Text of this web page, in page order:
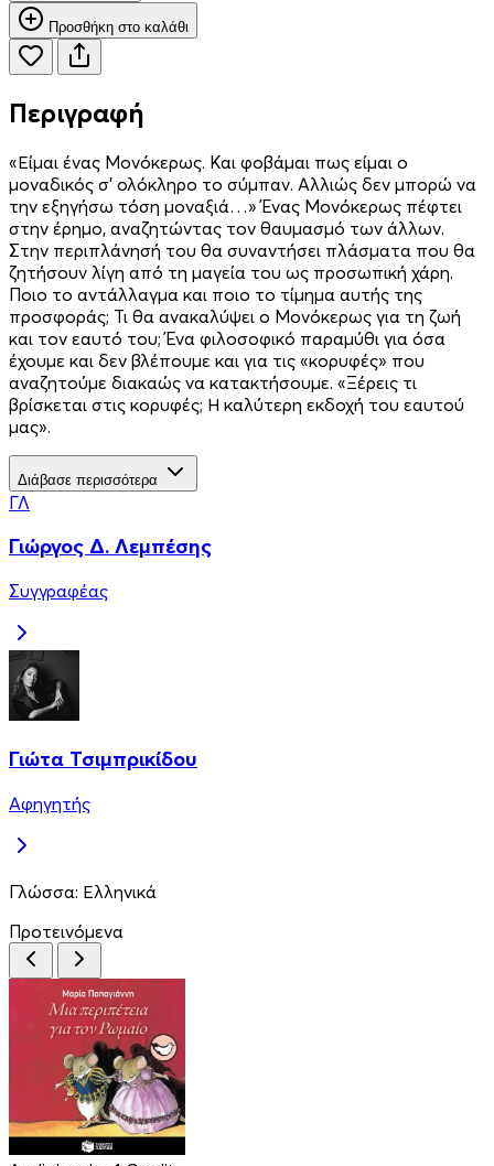
Προσθήκη στο καλάθι
Περιγραφή
«Είμαι ένας Μονόκερως. Και φοβάμαι πως είμαι ο
μοναδικός σ’ ολόκληρο το σύμπαν. Αλλιώς δεν μπορώ να
την εξηγήσω τόση μοναξιά…» Ένας Μονόκερως πέφτει
στην έρημο, αναζητώντας τον θαυμασμό των άλλων.
Στην περιπλάνησή του θα συναντήσει πλάσματα που θα
ζητήσουν λίγη από τη μαγεία του ως προσωπική χάρη.
Ποιο το αντάλλαγμα και ποιο το τίμημα αυτής της
προσφοράς; Τι θα ανακαλύψει ο Μονόκερως για τη ζωή
και τον εαυτό του; Ένα φιλοσοφικό παραμύθι για όσα
έχουμε και δεν βλέπουμε και για τις «κορυφές» που
αναζητούμε διακαώς να κατακτήσουμε. «Ξέρεις τι
βρίσκεται στις κορυφές; Η καλύτερη εκδοχή του εαυτού
μας».
Διάβασε περισσότερα
ΓΛ
Γιώργος Δ. Λεμπέσης
Συγγραφέας
Γιώτα Τσιμπρικίδου
Αφηγητής
Γλώσσα: Ελληνικά
Προτεινόμενα